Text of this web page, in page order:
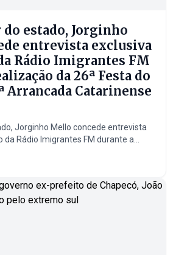
estado, Jorginho
entrevista exclusiva
Rádio Imigrantes FM
da 26ª Festa do
Arrancada Catarinense
Jorginho Mello concede entrevista
da Rádio Imigrantes FM durante a